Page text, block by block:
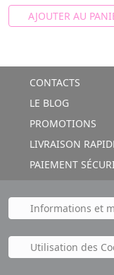
AJOUTER AU
CONTACTS
LE BLOG
PROMOTIONS
LIVRAISON
PAIEMENT
Informations et
Utilisation des